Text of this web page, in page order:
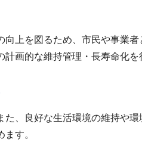
上を図るため、市民や事業
画的な維持管理・長寿命化を
、良好な生活環境の維持や環
す。